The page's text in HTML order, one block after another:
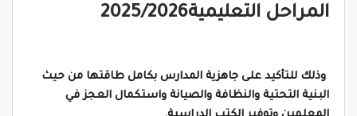
المراحل التعليمية2025/2026
وذلك للتأكيد على جاهزية المدارس بكامل طاقتها من حيث
البنية التحتية والنظافة والصيانة واستكمال العجز في